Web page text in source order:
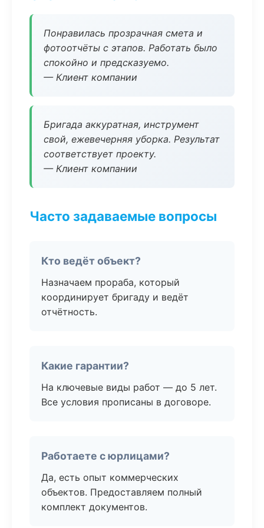
Понравилась прозрачная смета и
фотоотчёты с этапов. Работать было
спокойно и предсказуемо.
— Клиент компании
Бригада аккуратная, инструмент
свой, ежевечерняя уборка. Результат
соответствует проекту.
— Клиент компании
Часто задаваемые вопросы
Кто ведёт объект?
Назначаем прораба, который
координирует бригаду и ведёт
отчётность.
Какие гарантии?
На ключевые виды работ — до 5 лет.
Все условия прописаны в договоре.
Работаете с юрлицами?
Да, есть опыт коммерческих
объектов. Предоставляем полный
комплект документов.